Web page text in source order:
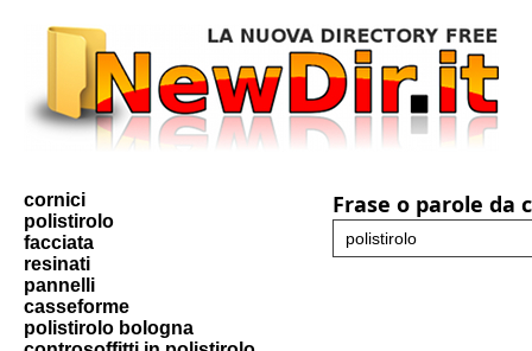
cornici
polistirolo
facciata
resinati
pannelli
casseforme
polistirolo bologna
Frase o parole da